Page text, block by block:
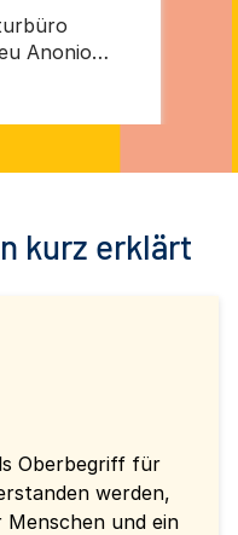
kurz erklärt
Oberbegriff für
werden,
Menschen und ein